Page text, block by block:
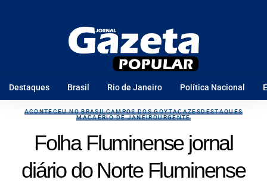
Destaques Brasil Rio de Janeiro Política Nacional
ACONTECEU NO BRASILCAMPOS DOS GOYTACAZESDESTAQUES
MACAÉRIO DE JANEIROURGENTE
Folha Fluminense jornal
diário do Norte Fluminense